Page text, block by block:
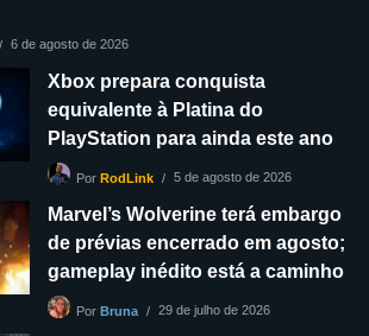
6 de agosto de 2026
Xbox prepara conquista
equivalente à Platina do
PlayStation para ainda este ano
Por RodLink 5 de agosto de 2026
Marvel’s Wolverine terá embargo
de prévias encerrado em agosto;
gameplay inédito está a caminho
Por Bruna 29 de julho de 2026